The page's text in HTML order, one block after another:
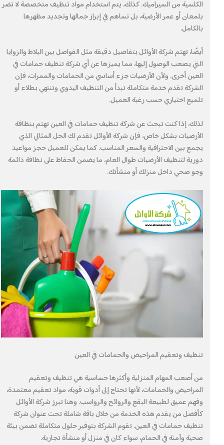
الكلسية من السيراميك. كذلك، يتم استخدام مواد تنظيف متخصصة لا تضر
بلمعان أو عمر الأرضية، بل تساهم في إبراز جمالها وتجديد مظهرها
بالكامل.
أيضًا، تهتم شركة الأوائل بتفاصيل دقيقة مثل الفواصل بين البلاط والزوايا
التي يصعب الوصول إليها، مما يميزها عن أي شركة تنظيف حمامات في
العين أخرى. ولأن الأرضيات جزء أساسي من الحمامات والممرات، فإن
الشركة تقدم خدمة متكاملة تبدأ من التنظيف اليدوي وتنتهي بطلاء أو
تلميع اختياري حسب رغبة العميل.
لذلك، إذا كنت تبحث عن شركة تنظيف حمامات في العين تهتم بنظافة
الأرضيات بشكل خاص، فإن شركة الأوائل تقدم لك الحل المثالي الذي
يجمع بين الاحترافية والسعر المناسب. كما يمكن للعميل حجز مواعيد
دورية لتنظيف الأرضيات طوال العام، ما يضمن الحفاظ على نظافة دائمة
وجو صحي داخل منزلك أو منشأتك.
تنظيف وتعقيم المراحيض والحمامات في العين
من أصعب المهام المنزلية وأكثرها حساسية هي تنظيف وتعقيم
المراحيض والحمامات، لأنها تحتاج إلى أدوات قوية، مواد تعقيم معتمدة،
وفهم عميق لطبيعة البقع والروائح والرواسب. وهنا تبرز شركة الأوائل
كأفضل من يقدم هذه الخدمة من خلال باقة شاملة تحت عنوان شركة
تنظيف حمامات في العين. تقوم الشركة بتوفير حلول متكاملة تضمن بيئة
صحية وآمنة في الحمام، سواء كان في منزل أو منشأة تجارية.